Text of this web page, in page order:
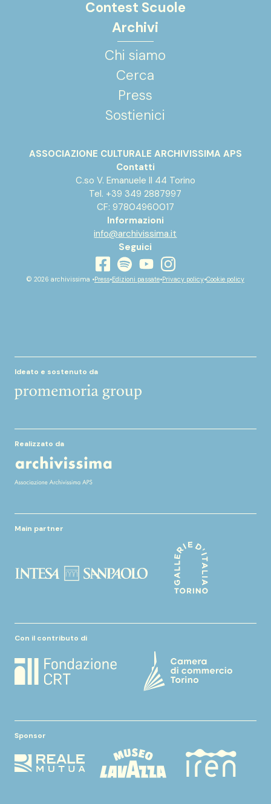
Contest Scuole
Archivi
Chi siamo
Cerca
Press
Sostienici
ASSOCIAZIONE CULTURALE ARCHIVISSIMA APS
Contatti
C.so V. Emanuele II 44 Torino
Tel. +39 349 2887997
CF: 97804960017
Informazioni
info@archivissima.it
Seguici
facebook
spotifyyoutubeinstagram
© 2026 archivissima •Press•Edizioni passate•Privacy policy•Cookie policy
Ideato e sostenuto da
Realizzato da
Main partner
Con il contributo di
Sponsor